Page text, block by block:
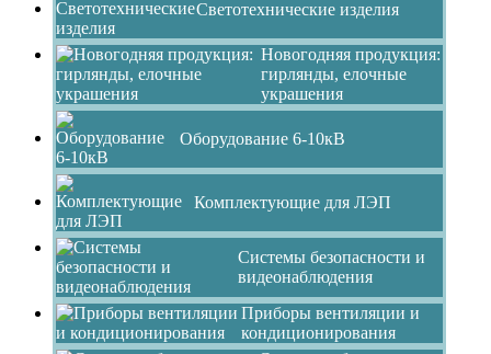
Светотехнические изделия
Новогодняя продукция:
гирлянды, елочные
украшения
Оборудование 6-10кВ
Комплектующие для ЛЭП
Системы безопасности и
видеонаблюдения
Приборы вентиляции и
кондиционирования